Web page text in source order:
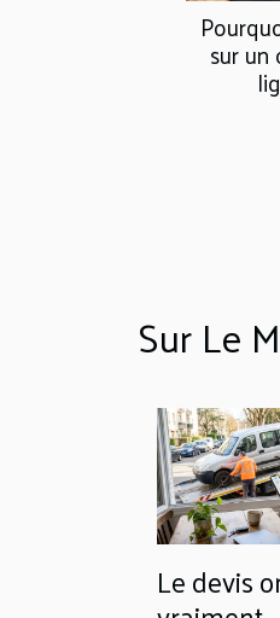
sur un
Sur Le
Le devis